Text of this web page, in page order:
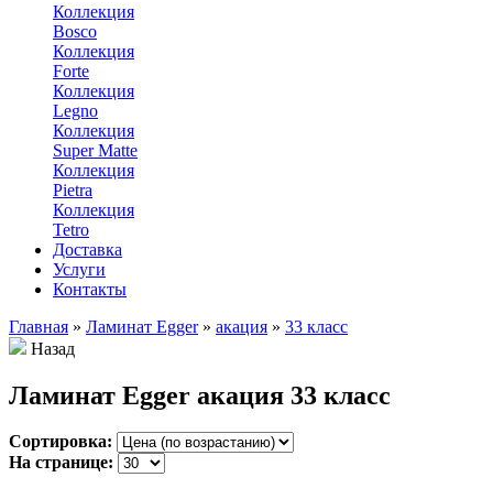
Коллекция
Bosco
Коллекция
Forte
Коллекция
Legno
Коллекция
Super Matte
Коллекция
Pietra
Коллекция
Tetro
Доставка
Услуги
Контакты
Главная » Ламинат Egger » акация » 33 класс
Назад
Ламинат Egger акация 33 класс
Сортировка:
На странице: